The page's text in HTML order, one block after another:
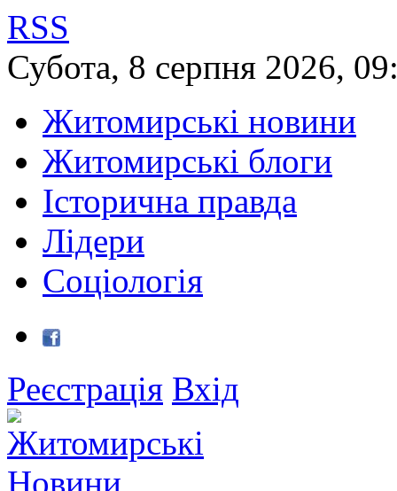
RSS
Субота, 8 серпня 2026,
Житомирські новини
Житомирські блоги
Історична правда
Лідери
Соціологія
Реєстрація Вхід